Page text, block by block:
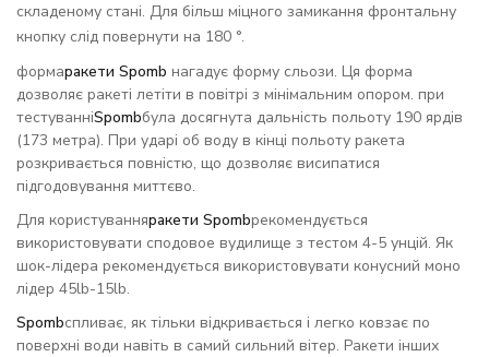
складеному стані. Для більш міцного замикання фронтальну
кнопку слід повернути на 180 °.
формаракети Spomb нагадує форму сльози. Ця форма
дозволяє ракеті летіти в повітрі з мінімальним опором. при
тестуванніSpombбула досягнута дальність польоту 190 ярдів
(173 метра). При ударі об воду в кінці польоту ракета
розкривається повністю, що дозволяє висипатися
підгодовування миттєво.
Для користуванняракети Spombрекомендується
використовувати сподовое вудилище з тестом 4-5 унцій. Як
шок-лідера рекомендується використовувати конусний моно
лідер 45lb-15lb.
Spombспливає, як тільки відкривається і легко ковзає по
поверхні води навіть в самий сильний вітер. Ракети інших